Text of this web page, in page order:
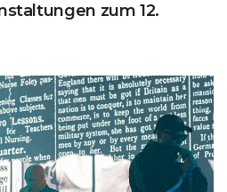
zum 12.